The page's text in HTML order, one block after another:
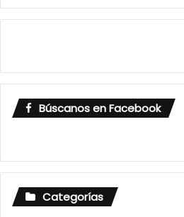
Búscanos en Facebook
Categorías